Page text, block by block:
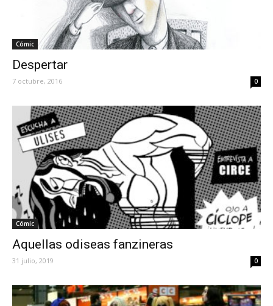
Cómic
Despertar
7 octubre, 2016 0
Cómic
Aquellas odiseas fanzineras
31 julio, 2019 0